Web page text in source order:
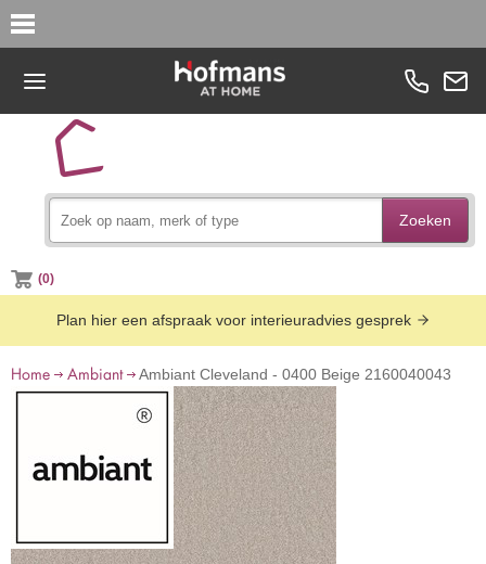
Zoeken
(0)
Plan hier een afspraak voor interieuradvies gesprek
Home Ambiant Ambiant Cleveland - 0400 Beige 2160040043